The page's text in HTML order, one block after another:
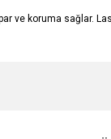
ve koruma sağlar.